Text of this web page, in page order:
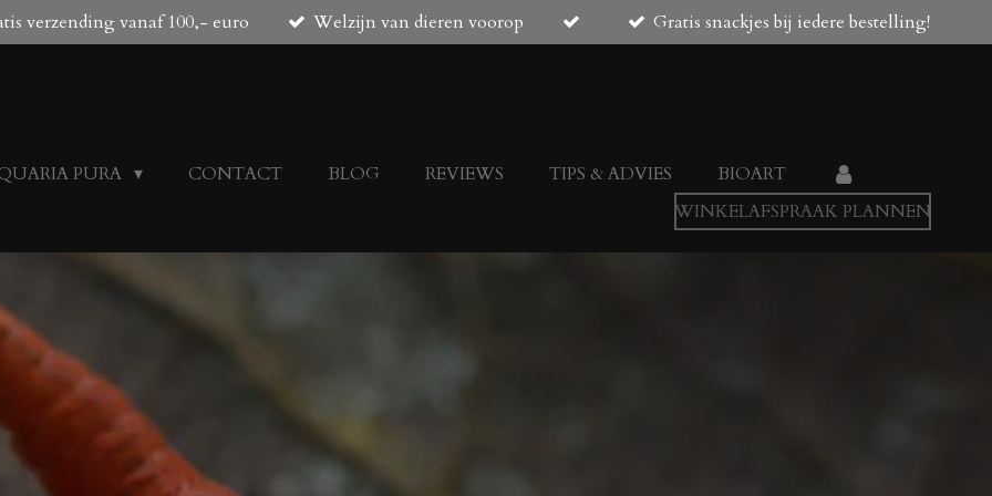
verzending vanaf 100,- euro Welzijn van dieren voorop Gratis snackjes bij iedere bestelling!
PURA CONTACT BLOG REVIEWS TIPS & ADVIES
BIOART
WINKELAFSPRAAK PLANNEN